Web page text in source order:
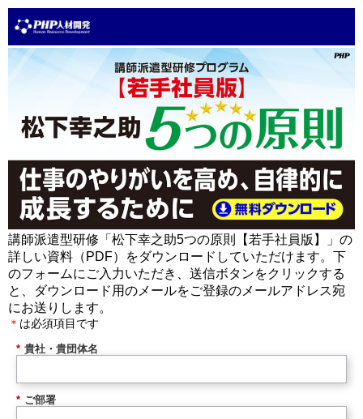
講師派遣型研修「松下幸之助5つの原則【若手社員版】」の
詳しい資料（PDF）をダウンロードしていただけます。下
のフォームにご入力いただき、送信ボタンをクリックする
と、ダウンロード用のメールをご登録のメールアドレス宛
にお送りします。
＊ は必須項目です
* 貴社・貴団体名
* ご部署